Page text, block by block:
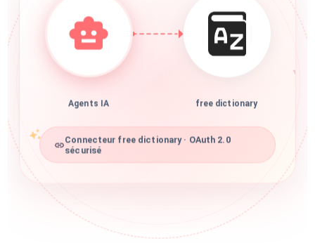
Agents IA free dictionary
Connecteur free dictionary · OAuth 2.0
sécurisé